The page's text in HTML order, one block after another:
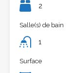
2
Salle(s) de bain
1
Surface